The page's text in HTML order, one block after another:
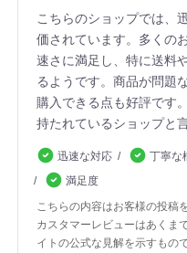
こちらのショップでは、
価されています。多くの
速さに満足し、特に送料
るようです。商品が問題
購入できる点も好評です
持たれているショップと
迅速な対応 丁寧な
満足度
こちらの内容はお客様の投稿
カスタマーレビューはあくま
イトの公式な見解を示すもの